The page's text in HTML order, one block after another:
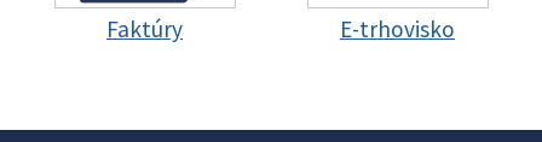
Faktúry E-trhovisko